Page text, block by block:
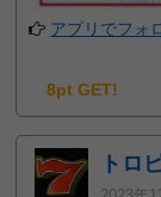
アプリでフォ
8pt GET!
トロ